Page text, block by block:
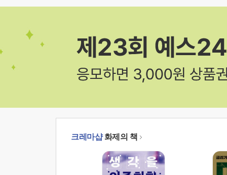
크레마샵화제의 책